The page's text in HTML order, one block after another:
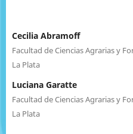
Cecilia Abramoff
Facultad de Ciencias Agrarias y
La Plata
Luciana Garatte
Facultad de Ciencias Agrarias y
La Plata